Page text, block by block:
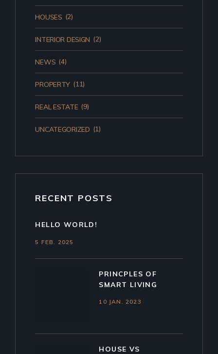
HOUSES (2)
INTERIOR DESIGN (2)
NEWS (4)
PROPERTY (11)
REAL ESTATE (9)
UNCATEGORIZED (1)
RECENT POSTS
HELLO WORLD!
5 FEB. 2025
PRINCPLES OF
SMART LIVING
10 JAN. 2023
HOUSE VS